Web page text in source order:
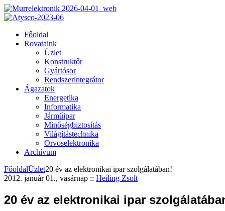
Főoldal
Rovataink
Üzlet
Konstruktőr
Gyártósor
Rendszerintegrátor
Ágazatok
Energetika
Informatika
Járműipar
Minőségbiztosítás
Világítástechnika
Orvoselektronika
Archívum
FőoldalÜzlet20 év az elektronikai ipar szolgálatában!
2012. január 01., vasárnap :: Heiling Zsolt
20 év az elektronikai ipar